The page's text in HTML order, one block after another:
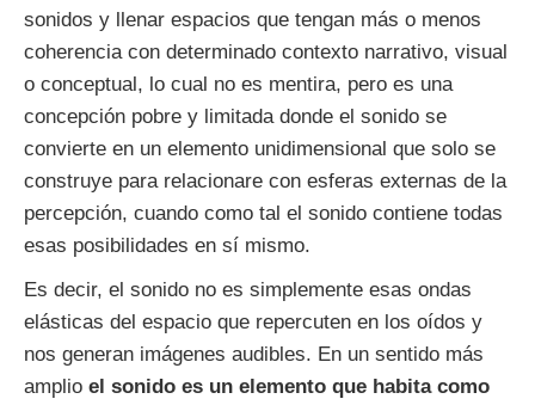
sonidos y llenar espacios que tengan más o menos
coherencia con determinado contexto narrativo, visual
o conceptual, lo cual no es mentira, pero es una
concepción pobre y limitada donde el sonido se
convierte en un elemento unidimensional que solo se
construye para relacionare con esferas externas de la
percepción, cuando como tal el sonido contiene todas
esas posibilidades en sí mismo.
Es decir, el sonido no es simplemente esas ondas
elásticas del espacio que repercuten en los oídos y
nos generan imágenes audibles. En un sentido más
amplio el sonido es un elemento que habita como